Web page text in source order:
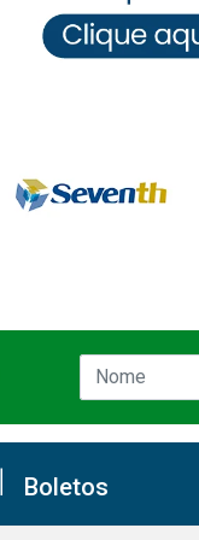
Boletos